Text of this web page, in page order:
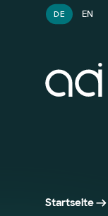
DE EN
Startseite